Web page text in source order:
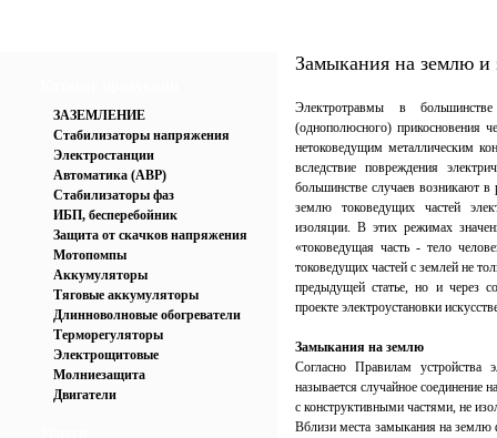
ЗАЗЕМЛЕНИЕ
Стабилизаторы напряжения
Электростанции
Автоматика (АВР)
Стабилизаторы фаз
ИБП, бесперебойник
Защита от скачков напряжения
Мотопомпы
Аккумуляторы
Тяговые аккумуляторы
Длинноволновые обогреватели
Терморегуляторы
Электрощитовые
Молниезащита
Двигатели
Замыкания на землю и
Электротравмы в
(однополюсного) прикосновения
нетоковедущим металлическим
вследствие повреждения
большинстве случаев возникают
землю токоведущих частей
изоляции. В этих режимах
«токоведущая часть - тело
токоведущих частей с землей не
предыдущей статье, но и через
проекте электроустановки
Замыкания на землю
Согласно Правилам устройства
называется случайное соединение
с конструктивными частями, не
Вблизи места замыкания на землю